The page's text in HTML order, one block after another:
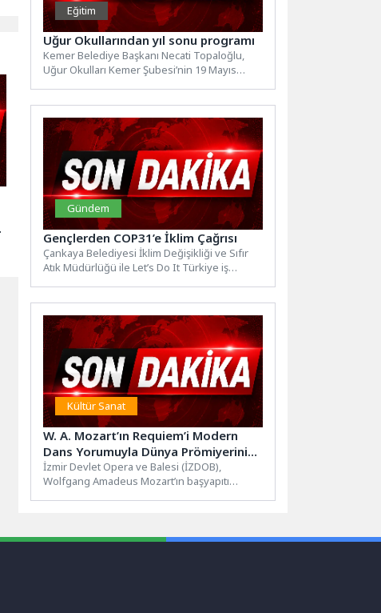
Eğitim
Uğur Okullarından yıl sonu programı
Kemer Belediye Başkanı Necati Topaloğlu,
Uğur Okulları Kemer Şubesi’nin 19 Mayıs
Gündem
Gençlerden COP31’e İklim Çağrısı
Çankaya Belediyesi İklim Değişikliği ve Sıfır
Atık Müdürlüğü ile Let’s Do It Türkiye iş
Kültür Sanat
W. A. Mozart’ın Requiem’i Modern
Dans Yorumuyla Dünya Prömiyerini
İzmir’de Gerçekleştirecek
İzmir Devlet Opera ve Balesi (İZDOB),
Wolfgang Amadeus Mozart’ın başyapıtı